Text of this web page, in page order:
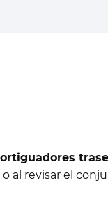
al revisar el